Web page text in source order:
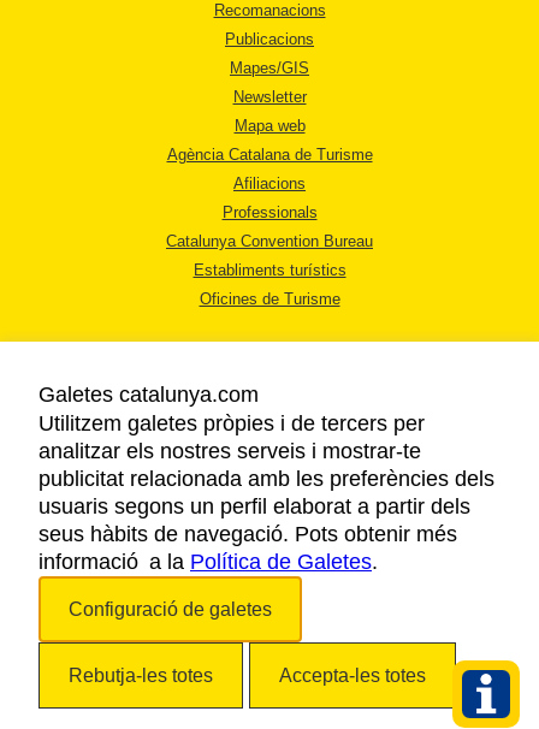
Recomanacions
Publicacions
Mapes/GIS
Newsletter
Mapa web
Agència Catalana de Turisme
Afiliacions
Professionals
Catalunya Convention Bureau
Establiments turístics
Oficines de Turisme
AVÍS LEGAL
POLÍTICA DE PRIVACITAT
COOKIES
ACCESSIBILITAT
Galetes catalunya.com
Utilitzem galetes pròpies i de tercers per
analitzar els nostres serveis i mostrar-te
publicitat relacionada amb les preferències dels
usuaris segons un perfil elaborat a partir dels
seus hàbits de navegació. Pots obtenir més
informació a la Política de Galetes.
Configuració de galetes
Rebutja-les totes Accepta-les totes